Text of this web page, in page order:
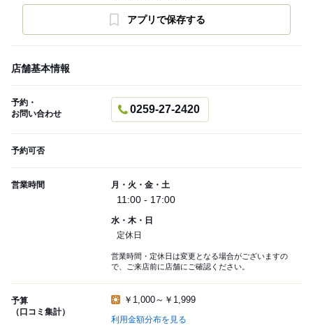
アプリで保存する
店舗基本情報
予約・
お問い合わせ
0259-27-2420
予約可否
営業時間 月・火・金・土
11:00 - 17:00
水・木・日
定休日
営業時間・定休日は変更となる場合がございますの
で、ご来店前に店舗にご確認ください。
予算
（口コミ集計）
￥1,000～￥1,999
利用金額分布を見る